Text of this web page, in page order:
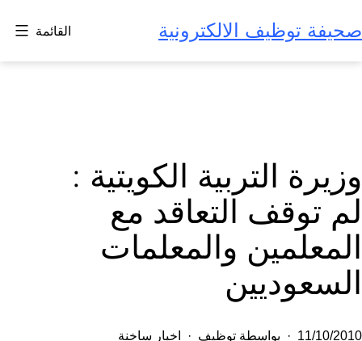
إلى
المحتوى
صحيفة توظيف الالكترونية القائمة
وزيرة التربية الكويتية :
لم توقف التعاقد مع
المعلمين والمعلمات
السعوديين
تم
11/10/2010 بواسطة توظيف
مصنف
اخبار ساخنة